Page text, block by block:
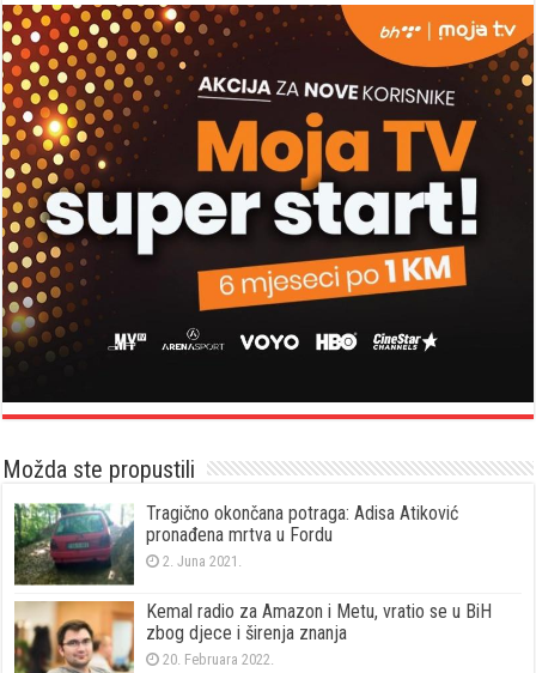
Možda ste propustili
Tragično okončana potraga: Adisa Atiković
pronađena mrtva u Fordu
2. Juna 2021.
Kemal radio za Amazon i Metu, vratio se u BiH
zbog djece i širenja znanja
20. Februara 2022.